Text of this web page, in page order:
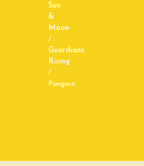
Sun
&
Moon
/
Guardians
Rising
/
Pangoro